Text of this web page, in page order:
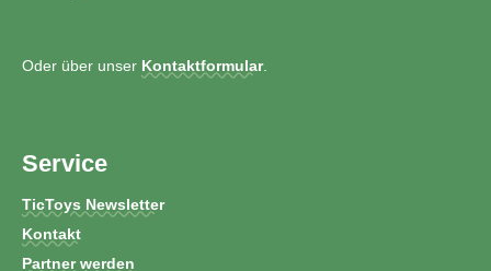
Oder über unser Kontaktformular.
Service
TicToys Newsletter
Kontakt
Partner werden